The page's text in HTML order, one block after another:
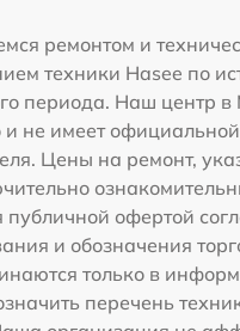
ремонтом и
техники Hasee по
периода. Наш центр в
и не имеет
Цены на ремонт,
публичной офертой
и обозначения
только в
перечень